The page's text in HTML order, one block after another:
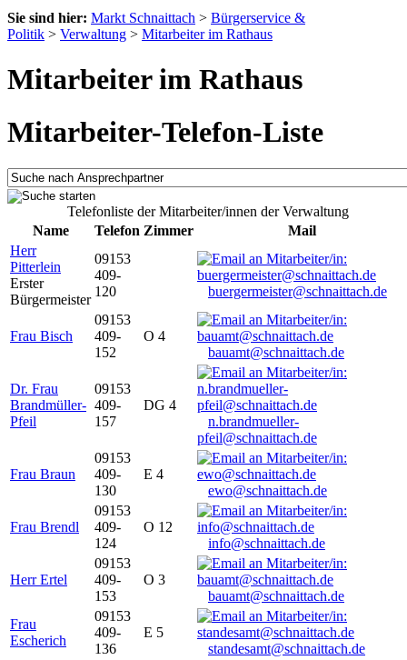
Sie sind hier: Markt Schnaittach > Bürgerservice &
Politik > Verwaltung > Mitarbeiter im Rathaus
Mitarbeiter im Rathaus
Mitarbeiter-Telefon-Liste
Telefonliste der Mitarbeiter/innen der Verwaltung
Name
Telefon Zimmer
Mail
Herr
Pitterlein
Erster
Bürgermeister
09153
409-
120
buergermeister@schnaittach.de
Frau Bisch
09153
409-
152
O 4
bauamt@schnaittach.de
Dr. Frau
Brandmüller-
Pfeil
09153
409-
157
DG 4
n.brandmueller-
pfeil@schnaittach.de
Frau Braun
09153
409-
130
E 4
ewo@schnaittach.de
Frau Brendl
09153
409-
124
O 12
info@schnaittach.de
Herr Ertel
09153
409-
153
O 3
bauamt@schnaittach.de
Frau
Escherich
09153
409-
136
E 5
standesamt@schnaittach.de